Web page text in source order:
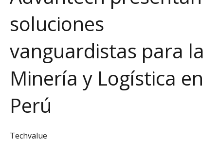
soluciones
vanguardistas para la
Minería y Logística en
Perú
Techvalue